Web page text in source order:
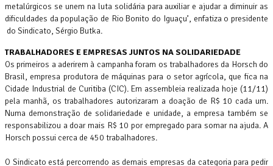
metalúrgicos se unem na luta solidária para auxiliar e ajudar a diminuir as
dificuldades da população de Rio Bonito do Iguaçu’, enfatiza o presidente
do Sindicato, Sérgio Butka.
TRABALHADORES E EMPRESAS JUNTOS NA SOLIDARIEDADE
Os primeiros a aderirem à campanha foram os trabalhadores da Horsch do
Brasil, empresa produtora de máquinas para o setor agrícola, que fica na
Cidade Industrial de Curitiba (CIC). Em assembleia realizada hoje (11/11)
pela manhã, os trabalhadores autorizaram a doação de R$ 10 cada um.
Numa demonstração de solidariedade e unidade, a empresa também se
responsabilizou a doar mais R$ 10 por empregado para somar na ajuda. A
Horsch possui cerca de 450 trabalhadores.
O Sindicato está percorrendo as demais empresas da categoria para pedir